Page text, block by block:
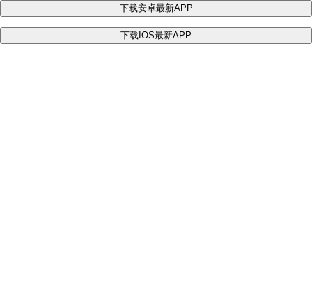
下载安卓最新APP
下载IOS最新APP